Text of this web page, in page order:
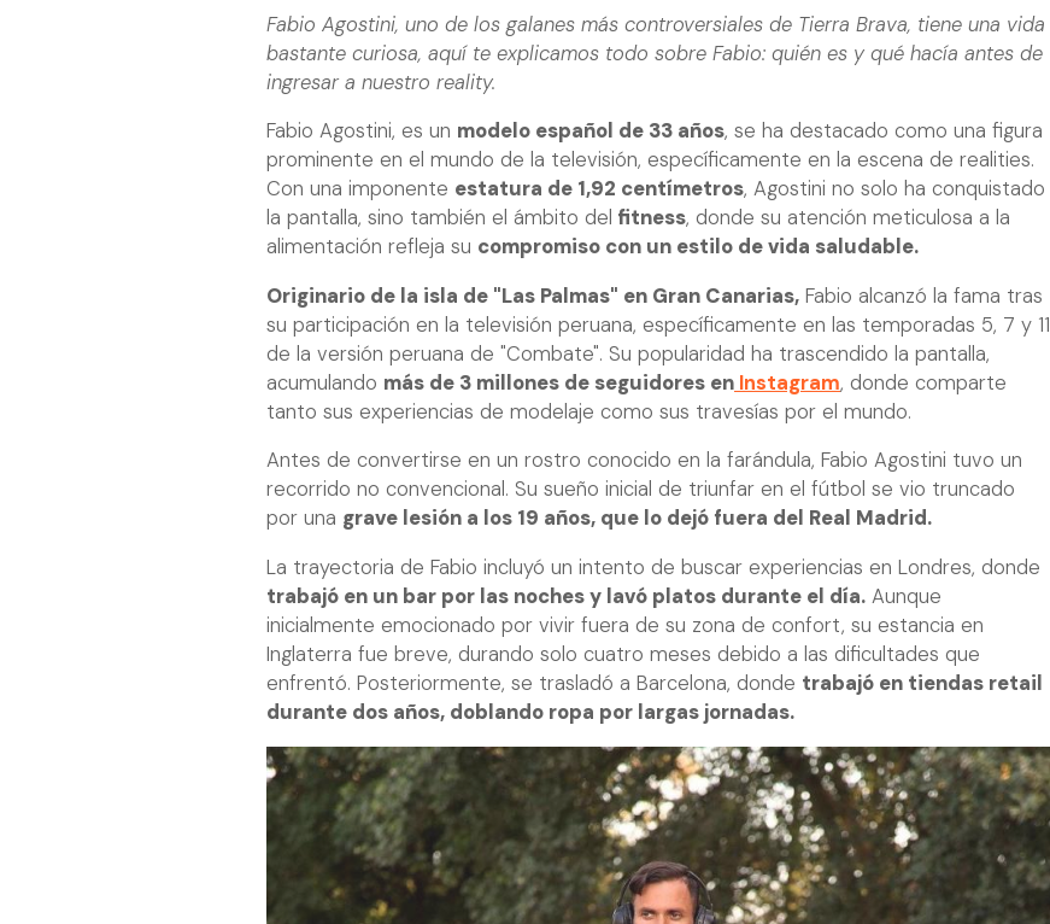
Fabio Agostini, uno de los galanes más controversiales de Tierra Brava, tiene una vida
bastante curiosa, aquí te explicamos todo sobre Fabio: quién es y qué hacía antes de
ingresar a nuestro reality.
Fabio Agostini, es un modelo español de 33 años, se ha destacado como una figura
prominente en el mundo de la televisión, específicamente en la escena de realities.
Con una imponente estatura de 1,92 centímetros, Agostini no solo ha conquistado
la pantalla, sino también el ámbito del fitness, donde su atención meticulosa a la
alimentación refleja su compromiso con un estilo de vida saludable.
Originario de la isla de "Las Palmas" en Gran Canarias, Fabio alcanzó la fama tras
su participación en la televisión peruana, específicamente en las temporadas 5, 7 y 11
de la versión peruana de "Combate". Su popularidad ha trascendido la pantalla,
acumulando más de 3 millones de seguidores en Instagram, donde comparte
tanto sus experiencias de modelaje como sus travesías por el mundo.
Antes de convertirse en un rostro conocido en la farándula, Fabio Agostini tuvo un
recorrido no convencional. Su sueño inicial de triunfar en el fútbol se vio truncado
por una grave lesión a los 19 años, que lo dejó fuera del Real Madrid.
La trayectoria de Fabio incluyó un intento de buscar experiencias en Londres, donde
trabajó en un bar por las noches y lavó platos durante el día. Aunque
inicialmente emocionado por vivir fuera de su zona de confort, su estancia en
Inglaterra fue breve, durando solo cuatro meses debido a las dificultades que
enfrentó. Posteriormente, se trasladó a Barcelona, donde trabajó en tiendas retail
durante dos años, doblando ropa por largas jornadas.